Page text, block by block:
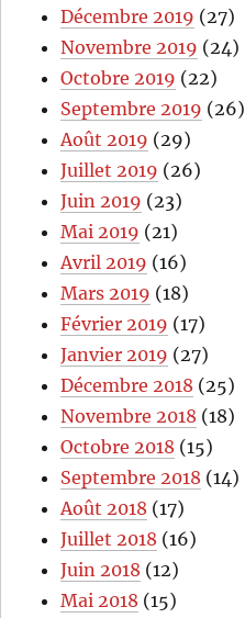
Décembre 2019 (27)
Novembre 2019 (24)
Octobre 2019 (22)
Septembre 2019 (26)
Août 2019 (29)
Juillet 2019 (26)
Juin 2019 (23)
Mai 2019 (21)
Avril 2019 (16)
Mars 2019 (18)
Février 2019 (17)
Janvier 2019 (27)
Décembre 2018 (25)
Novembre 2018 (18)
Octobre 2018 (15)
Septembre 2018 (14)
Août 2018 (17)
Juillet 2018 (16)
Juin 2018 (12)
Mai 2018 (15)